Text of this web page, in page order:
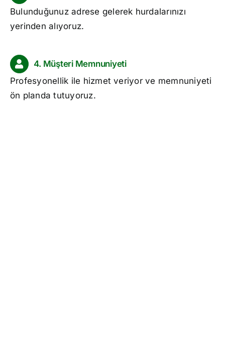
Bulunduğunuz adrese gelerek hurdalarınızı
yerinden alıyoruz.
4. Müşteri Memnuniyeti
Profesyonellik ile hizmet veriyor ve memnuniyeti
ön planda tutuyoruz.